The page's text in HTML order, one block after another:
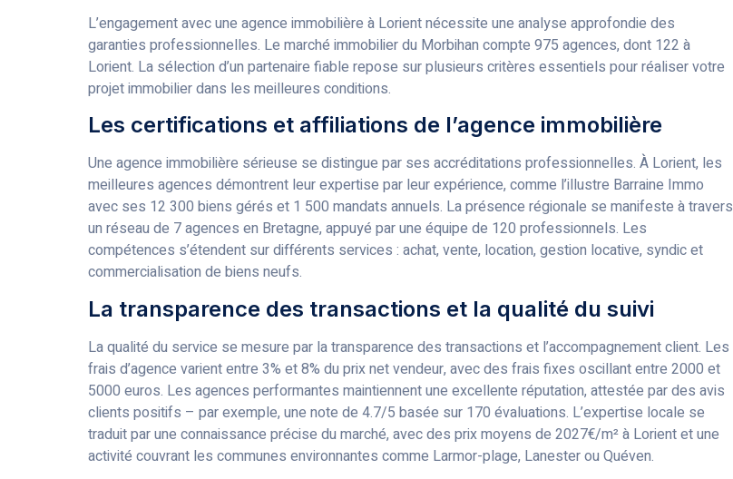
L’engagement avec une agence immobilière à Lorient nécessite une analyse approfondie des
garanties professionnelles. Le marché immobilier du Morbihan compte 975 agences, dont 122 à
Lorient. La sélection d’un partenaire fiable repose sur plusieurs critères essentiels pour réaliser votre
projet immobilier dans les meilleures conditions.
Les certifications et affiliations de l’agence immobilière
Une agence immobilière sérieuse se distingue par ses accréditations professionnelles. À Lorient, les
meilleures agences démontrent leur expertise par leur expérience, comme l’illustre Barraine Immo
avec ses 12 300 biens gérés et 1 500 mandats annuels. La présence régionale se manifeste à travers
un réseau de 7 agences en Bretagne, appuyé par une équipe de 120 professionnels. Les
compétences s’étendent sur différents services : achat, vente, location, gestion locative, syndic et
commercialisation de biens neufs.
La transparence des transactions et la qualité du suivi
La qualité du service se mesure par la transparence des transactions et l’accompagnement client. Les
frais d’agence varient entre 3% et 8% du prix net vendeur, avec des frais fixes oscillant entre 2000 et
5000 euros. Les agences performantes maintiennent une excellente réputation, attestée par des avis
clients positifs – par exemple, une note de 4.7/5 basée sur 170 évaluations. L’expertise locale se
traduit par une connaissance précise du marché, avec des prix moyens de 2027€/m² à Lorient et une
activité couvrant les communes environnantes comme Larmor-plage, Lanester ou Quéven.